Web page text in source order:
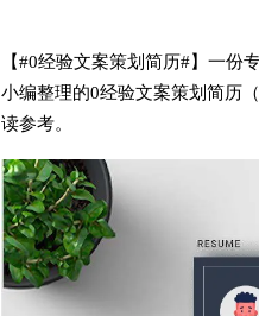
【#0经验文案策划简历#】一
小编整理的0经验文案策划简历
读参考。